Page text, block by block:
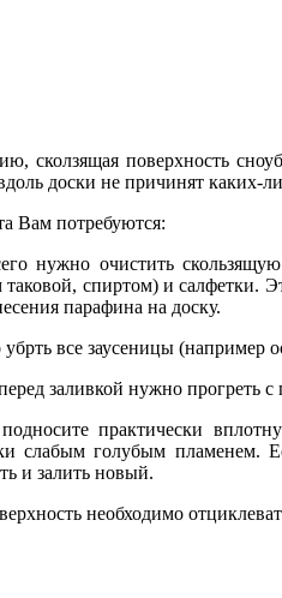
сколзящая поверхность
доски не причинят каких-
Вам потребуются:
нужно очистить
спиртом) и салфетки.
парафина на доску.
убрть все заусеницы
заливкой нужно прогреть
практически
слабым голубым пламенем.
и залить новый.
необходимо